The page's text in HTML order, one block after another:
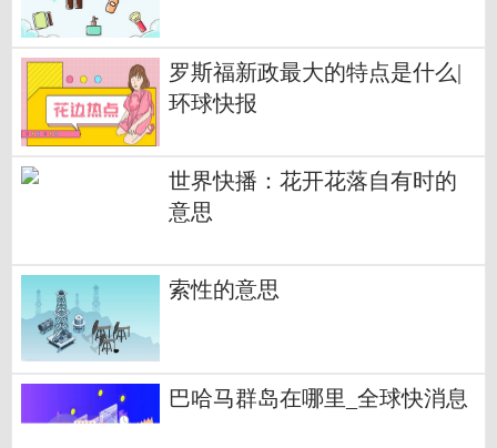
罗斯福新政最大的特点是什么|
环球快报
世界快播：花开花落自有时的
意思
索性的意思
巴哈马群岛在哪里_全球快消息